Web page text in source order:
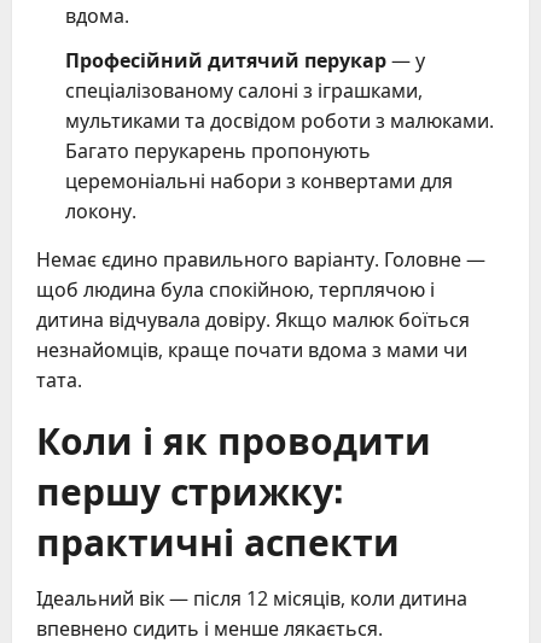
вдома.
Професійний дитячий перукар— у
спеціалізованому салоні з іграшками,
мультиками та досвідом роботи з малюками.
Багато перукарень пропонують
церемоніальні набори з конвертами для
локону.
Немає єдино правильного варіанту. Головне —
щоб людина була спокійною, терплячою і
дитина відчувала довіру. Якщо малюк боїться
незнайомців, краще почати вдома з мами чи
тата.
Коли і як проводити
першу стрижку:
практичні аспекти
Ідеальний вік — після 12 місяців, коли дитина
впевнено сидить і менше лякається.